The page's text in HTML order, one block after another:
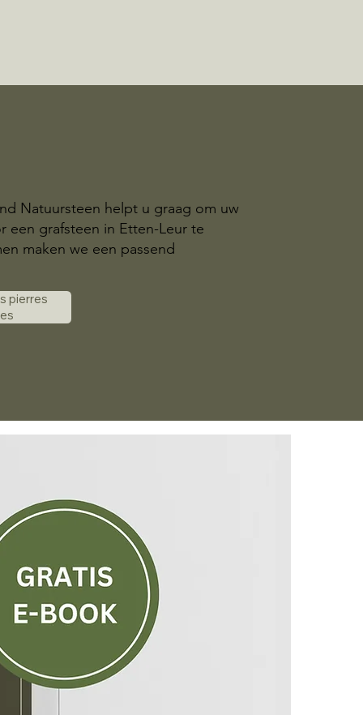
Natuursteen helpt u graag om uw
een grafsteen in Etten-Leur te
maken we een passend
pierres